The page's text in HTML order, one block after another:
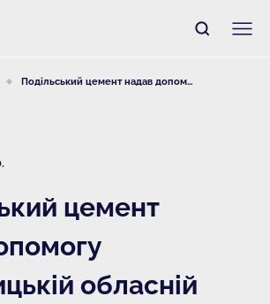
Подільський цемент надав допом...
цемент
обласній